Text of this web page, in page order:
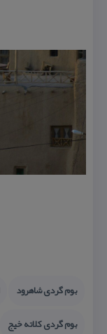
بوم گردی شاهرود
بوم گردی كلاته خیج